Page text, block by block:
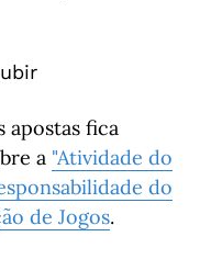
apostas fica
a "Atividade do
do
de Jogos.